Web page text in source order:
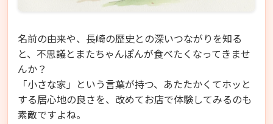
名前の由来や、長崎の歴史との深いつながりを知る
と、不思議とまたちゃんぽんが食べたくなってきませ
んか？
「小さな家」という言葉が持つ、あたたかくてホッと
する居心地の良さを、改めてお店で体験してみるのも
素敵ですよね。